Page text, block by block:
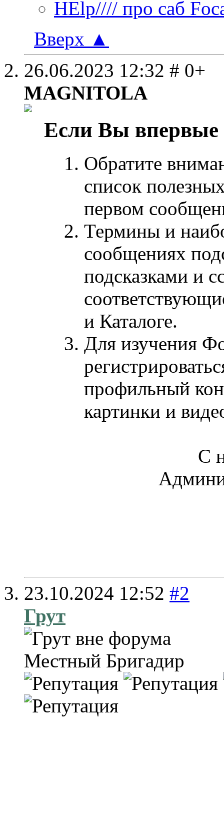
HElp//// про саб
Вверх ▲
26.06.2023 12:32 # 0+
MAGNITOLA
Если Вы
Обратите
список
первом
Термины и
сообщениях
подсказками и
и Каталоге.
Для изучения
профильный
картинки и
С
23.10.2024 12:52 #2
Грут
Местный Бригадир